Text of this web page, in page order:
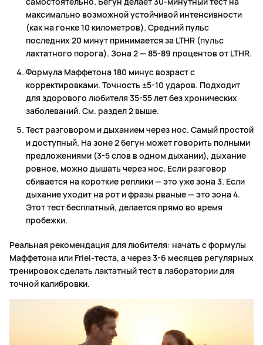
максимально возможной устойчивой интенсивности
(как на гонке 10 километров). Средний пульс
последних 20 минут принимается за LTHR (пульс
лактатного порога). Зона 2 — 85-89 процентов от LTHR.
Формула Маффетона 180 минус возраст с
корректировками. Точность ±5-10 ударов. Подходит
для здорового любителя 35-55 лет без хронических
заболеваний. См. раздел 2 выше.
Тест разговором и дыханием через нос. Самый простой
и доступный. На зоне 2 бегун может говорить полными
предложениями (3-5 слов в одном дыхании), дыхание
ровное, можно дышать через нос. Если разговор
сбивается на короткие реплики — это уже зона 3. Если
дыхание уходит на рот и фразы рваные — это зона 4.
Этот тест бесплатный, делается прямо во время
пробежки.
Реальная рекомендация для любителя: начать с формулы
Маффетона или Friel-теста, а через 3-6 месяцев регулярных
тренировок сделать лактатный тест в лаборатории для
точной калибровки.